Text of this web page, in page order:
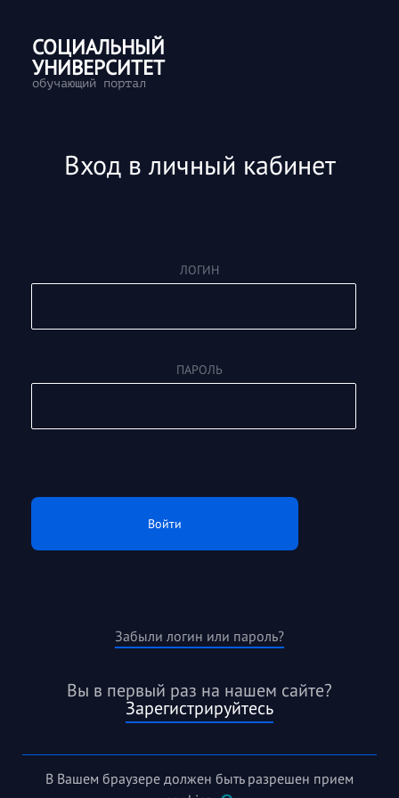
Перейти к основному содержанию
СОЦИАЛЬНЫЙ
УНИВЕРСИТЕТ
обучающий портал
Вход в личный кабинет
ЛОГИН
ПАРОЛЬ
Войти
Забыли логин или пароль?
Вы в первый раз на нашем сайте?
Зарегистрируйтесь
В Вашем браузере должен быть разрешен прием